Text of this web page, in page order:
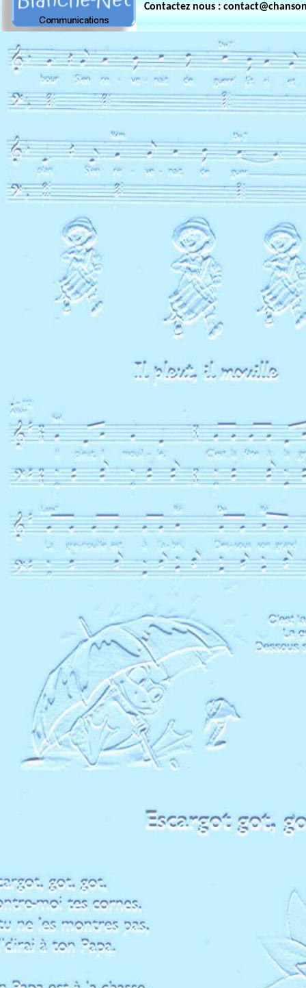
Contactez nous :